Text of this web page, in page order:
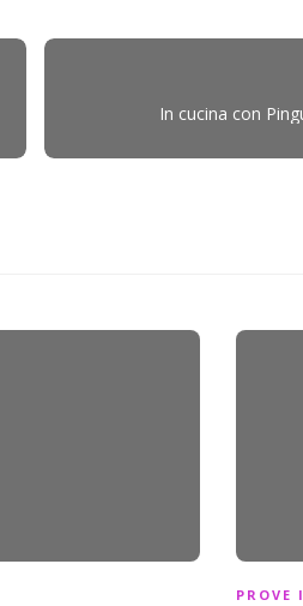
In cucina con
PROVE